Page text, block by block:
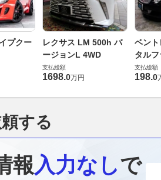
プクー
レクサス LM 500h バ
ージョンL 4WD
支払総額
1698.0万円
ベン
タル
6.0
支払総額
198.0
する
報入力なしで